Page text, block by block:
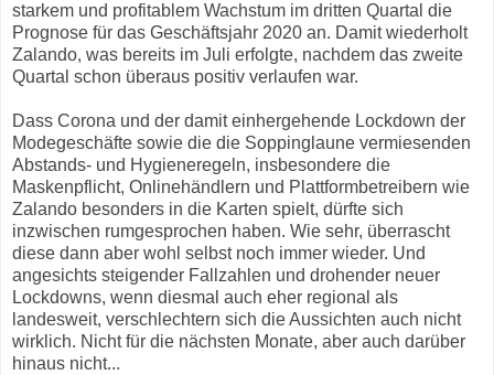
starkem und profitablem Wachstum im dritten Quartal die
Prognose für das Geschäftsjahr 2020 an. Damit wiederholt
Zalando, was bereits im Juli erfolgte, nachdem das zweite
Quartal schon überaus positiv verlaufen war.
Dass Corona und der damit einhergehende Lockdown der
Modegeschäfte sowie die die Soppinglaune vermiesenden
Abstands- und Hygieneregeln, insbesondere die
Maskenpflicht, Onlinehändlern und Plattformbetreibern wie
Zalando besonders in die Karten spielt, dürfte sich
inzwischen rumgesprochen haben. Wie sehr, überrascht
diese dann aber wohl selbst noch immer wieder. Und
angesichts steigender Fallzahlen und drohender neuer
Lockdowns, wenn diesmal auch eher regional als
landesweit, verschlechtern sich die Aussichten auch nicht
wirklich. Nicht für die nächsten Monate, aber auch darüber
hinaus nicht...